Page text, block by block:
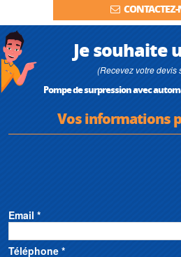
CONTACTEZ-
Je souhaite
(Recevez votre devis
Pompe de surpression avec
Vos informations
Email *
Téléphone *